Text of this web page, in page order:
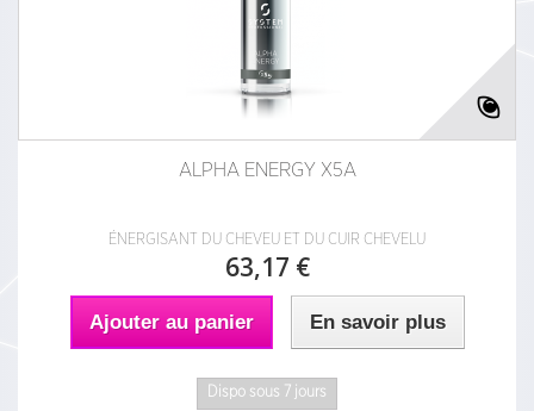
ALPHA ENERGY X5A
ÉNERGISANT DU CHEVEU ET DU CUIR CHEVELU
63,17 €
Ajouter au panier En savoir plus
Dispo sous 7 jours